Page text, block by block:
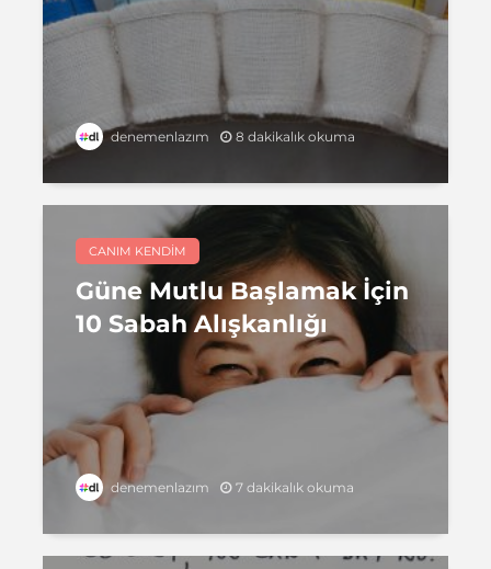
denemenlazım 8 dakikalık okuma
CANIM KENDIM
Güne Mutlu Başlamak İçin
10 Sabah Alışkanlığı
denemenlazım 7 dakikalık okuma